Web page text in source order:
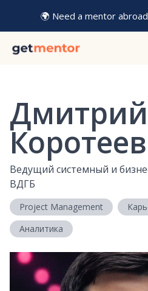
🌍 Need a mentor
Дмитрий
Коротеев
Ведущий системный и
ВДГБ
Project Management
Аналитика